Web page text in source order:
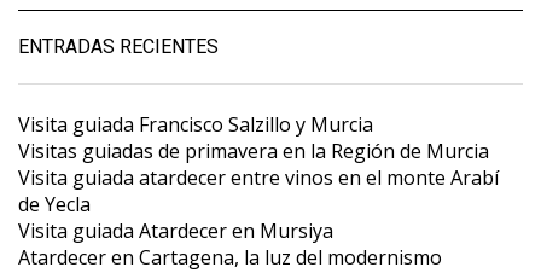
ENTRADAS RECIENTES
Visita guiada Francisco Salzillo y Murcia
Visitas guiadas de primavera en la Región de Murcia
Visita guiada atardecer entre vinos en el monte Arabí
de Yecla
Visita guiada Atardecer en Mursiya
Atardecer en Cartagena, la luz del modernismo